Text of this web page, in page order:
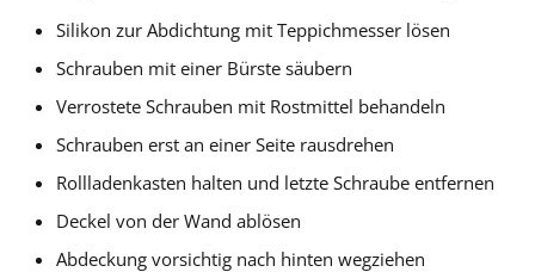
Silikon zur Abdichtung mit Teppichmesser lösen
Schrauben mit einer Bürste säubern
Verrostete Schrauben mit Rostmittel behandeln
Schrauben erst an einer Seite rausdrehen
Rollladenkasten halten und letzte Schraube entfernen
Deckel von der Wand ablösen
Abdeckung vorsichtig nach hinten wegziehen